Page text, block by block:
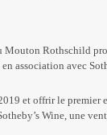
Mouton Rothschild
association avec
et offrir le
Wine, une